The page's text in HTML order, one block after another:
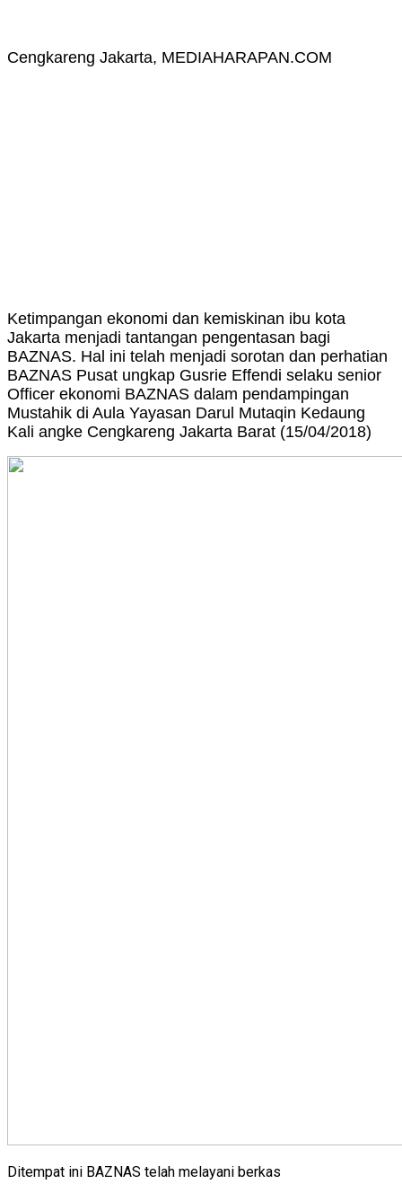
Cengkareng Jakarta, MEDIAHARAPAN.COM
Ketimpangan ekonomi dan kemiskinan ibu kota
Jakarta menjadi tantangan pengentasan bagi
BAZNAS. Hal ini telah menjadi sorotan dan perhatian
BAZNAS Pusat ungkap Gusrie Effendi selaku senior
Officer ekonomi BAZNAS dalam pendampingan
Mustahik di Aula Yayasan Darul Mutaqin Kedaung
Kali angke Cengkareng Jakarta Barat (15/04/2018)
Ditempat ini BAZNAS telah melayani berkas